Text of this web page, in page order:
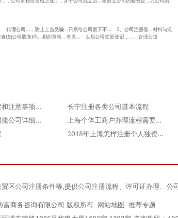
理公司...，防止上当受骗...日后给公司留下不... 2、公司注册登...材料与流
(如公司股东)均...拟的章程，有关... 以后公司变更登记，...、合理公道
合伙公司注册流程和注意事项有哪些
长宁注册各类公司基本流程
上海注册外资太阳能公司详细流程
上海个体工商户办理流程需要准备哪些材料呢？
2018年上海怎样注册个人独资企业 个人独资企业注册
区公司注册条件等,提供公司注册流程、许可证办理、公
富商务咨询有限公司 版权所有 网站地图 推荐专题